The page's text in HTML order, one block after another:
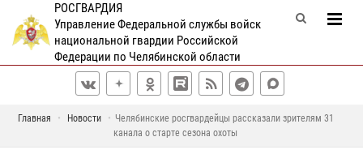
РОСГВАРДИЯ
Управление Федеральной службы войск
национальной гвардии Российской
Федерации по Челябинской области
Главная Новости
Челябинские росгвардейцы рассказали зрителям 31
канала о старте сезона охоты